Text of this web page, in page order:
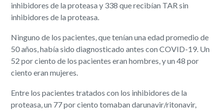
inhibidores de la proteasa y 338 que recibían TAR sin
inhibidores de la proteasa.
Ninguno de los pacientes, que tenían una edad promedio de
50 años, había sido diagnosticado antes con COVID-19. Un
52 por ciento de los pacientes eran hombres, y un 48 por
ciento eran mujeres.
Entre los pacientes tratados con los inhibidores de la
proteasa, un 77 por ciento tomaban darunavir/ritonavir,